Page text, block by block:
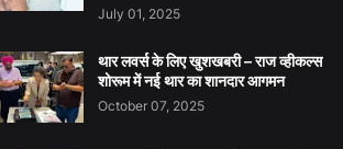
July 01, 2025
थार लवर्स के लिए खुशखबरी – राज व्हीकल्स
शोरूम में नई थार का शानदार आगमन
October 07, 2025